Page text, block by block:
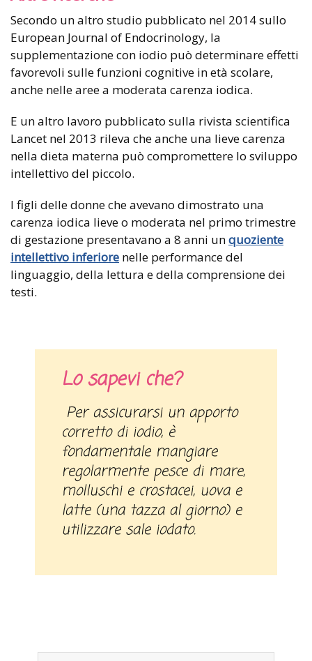
Secondo un altro studio pubblicato nel 2014 sullo
European Journal of Endocrinology, la
supplementazione con iodio può determinare effetti
favorevoli sulle funzioni cognitive in età scolare,
anche nelle aree a moderata carenza iodica.
E un altro lavoro pubblicato sulla rivista scientifica
Lancet nel 2013 rileva che anche una lieve carenza
nella dieta materna può compromettere lo sviluppo
intellettivo del piccolo.
I figli delle donne che avevano dimostrato una
carenza iodica lieve o moderata nel primo trimestre
di gestazione presentavano a 8 anni unquoziente
intellettivo inferiore nelle performance del
linguaggio, della lettura e della comprensione dei
testi.
Lo sapevi che?
Per assicurarsi un apporto
corretto di iodio, è
fondamentale mangiare
regolarmente pesce di mare,
molluschi e crostacei, uova e
latte (una tazza al giorno) e
utilizzare sale iodato.